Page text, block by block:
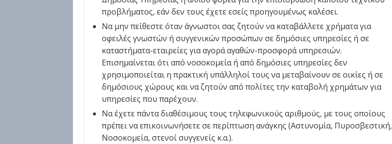
προβλήματος, εάν δεν τους έχετε εσείς προηγουμένως καλέσει.
Να μην πείθεστε όταν άγνωστοι σας ζητούν να καταβάλλετε χρήματα για
οφειλές γνωστών ή συγγενικών προσώπων σε δημόσιες υπηρεσίες ή σε
καταστήματα-εταιρείες για αγορά αγαθών-προσφορά υπηρεσιών.
Επισημαίνεται ότι από νοσοκομεία ή από δημόσιες υπηρεσίες δεν
χρησιμοποιείται η πρακτική υπάλληλοί τους να μεταβαίνουν σε οικίες ή σε
δημόσιους χώρους και να ζητούν από πολίτες την καταβολή χρημάτων για
υπηρεσίες που παρέχουν.
Να έχετε πάντα διαθέσιμους τους τηλεφωνικούς αριθμούς, με τους οποίους
πρέπει να επικοινωνήσετε σε περίπτωση ανάγκης (Αστυνομία, Πυροσβεστική,
Νοσοκομεία, στενοί συγγενείς κ.α.).